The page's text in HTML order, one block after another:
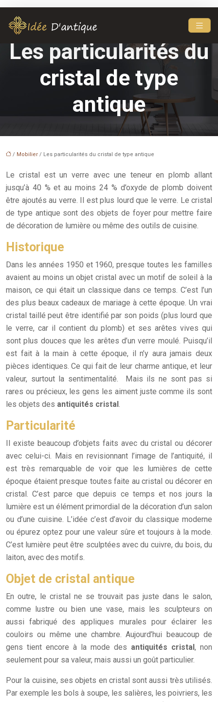
Les particularités du
cristal de type
antique
/ Mobilier / Les particularités du cristal de type antique
Le cristal est un verre avec une teneur en plomb allant
jusqu’à 40 % et au moins 24 % d’oxyde de plomb doivent
être ajoutés au verre. Il est plus lourd que le verre. Le cristal
de type antique sont des objets de foyer pour mettre faire
de décoration de lumière ou même des outils de cuisine.
Historique
Dans les années 1950 et 1960, presque toutes les familles
avaient au moins un objet cristal avec un motif de soleil à la
maison, ce qui était un classique dans ce temps. C’est l’un
des plus beaux cadeaux de mariage à cette époque. Un vrai
cristal taillé peut être identifié par son poids (plus lourd que
le verre, car il contient du plomb) et ses arêtes vives qui
sont plus douces que les arêtes d’un verre moulé. Puisqu’il
est fait à la main à cette époque, il n’y aura jamais deux
pièces identiques. Ce qui fait de leur charme antique, et leur
valeur, surtout la sentimentalité. Mais ils ne sont pas si
rares ou précieux, les gens les aiment juste comme ils sont
les objets des antiquités cristal.
Particularité
Il existe beaucoup d’objets faits avec du cristal ou décorer
avec celui-ci. Mais en revisionnant l’image de l’antiquité, il
est très remarquable de voir que les lumières de cette
époque étaient presque toutes faite au cristal ou décorer en
cristal. C’est parce que depuis ce temps et nos jours la
lumière est un élément primordial de la décoration d’un salon
ou d’une cuisine. L’idée c’est d’avoir du classique moderne
ou épurez optez pour une valeur sûre et toujours à la mode.
C’est lumière peut être sculptées avec du cuivre, du bois, du
laiton, avec des motifs.
Objet de cristal antique
En outre, le cristal ne se trouvait pas juste dans le salon,
comme lustre ou bien une vase, mais les sculpteurs on
aussi fabriqué des appliques murales pour éclairer les
couloirs ou même une chambre. Aujourd’hui beaucoup de
gens tient encore à la mode des antiquités cristal, non
seulement pour sa valeur, mais aussi un goût particulier.
Pour la cuisine, ses objets en cristal sont aussi très utilisés.
Par exemple les bols à soupe, les salières, les poivriers, les